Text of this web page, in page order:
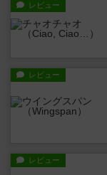
レビュー
レビュー
レビュー